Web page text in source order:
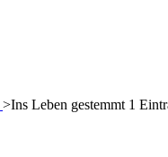
>Ins Leben gestemmt 1